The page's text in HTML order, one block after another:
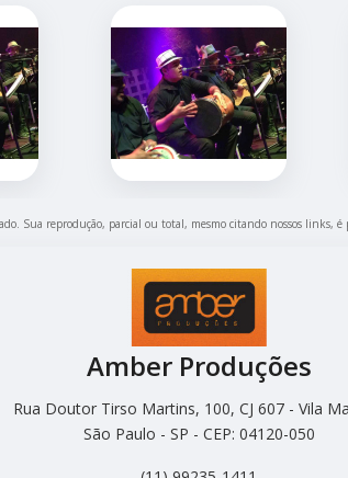
Sua reprodução, parcial ou total, mesmo citando nossos links,
Amber Produções
Rua Doutor Tirso Martins, 100, CJ 607 - Vila
São Paulo - SP - CEP: 04120-050